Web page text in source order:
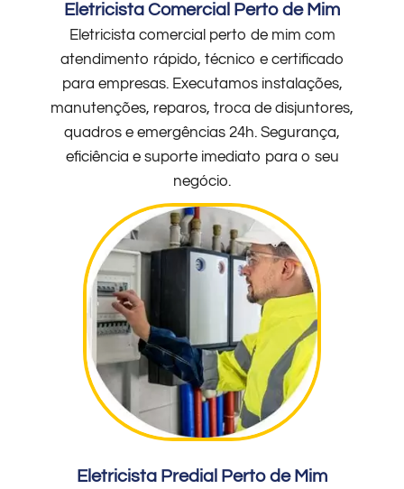
Eletricista Comercial Perto de Mim
Eletricista comercial perto de mim com
atendimento rápido, técnico e certificado
para empresas. Executamos instalações,
manutenções, reparos, troca de disjuntores,
quadros e emergências 24h. Segurança,
eficiência e suporte imediato para o seu
negócio.
Eletricista Predial Perto de Mim